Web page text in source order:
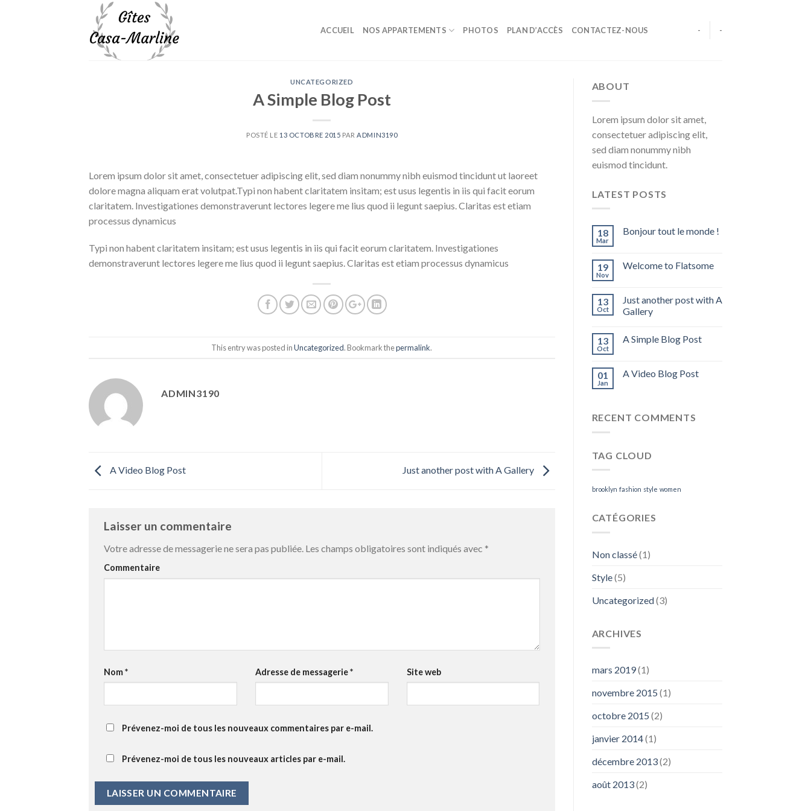
ACCUEIL NOS APPARTEMENTS PHOTOS PLAN D’ACCÈS CONTACTEZ-NOUS - -
UNCATEGORIZED
A Simple Blog Post
POSTÉ LE 13 OCTOBRE 2015 PAR ADMIN3190
Lorem ipsum dolor sit amet, consectetuer adipiscing elit, sed diam nonummy nibh euismod tincidunt ut laoreet
dolore magna aliquam erat volutpat.Typi non habent claritatem insitam; est usus legentis in iis qui facit eorum
claritatem. Investigationes demonstraverunt lectores legere me lius quod ii legunt saepius. Claritas est etiam
processus dynamicus
Typi non habent claritatem insitam; est usus legentis in iis qui facit eorum claritatem. Investigationes
demonstraverunt lectores legere me lius quod ii legunt saepius. Claritas est etiam processus dynamicus
This entry was posted inUncategorized. Bookmark thepermalink.
ADMIN3190
A Video Blog Post Just another post with A Gallery
Laisser un commentaire
Votre adresse de messagerie ne sera pas publiée. Les champs obligatoires sont indiqués avec *
Commentaire
Nom* Adresse de messagerie* Site web
Prévenez-moi de tous les nouveaux commentaires par e-mail.
Prévenez-moi de tous les nouveaux articles par e-mail.
ABOUT
Lorem ipsum dolor sit amet,
consectetuer adipiscing elit,
sed diam nonummy nibh
euismod tincidunt.
LATEST POSTS
18
Mar
Bonjour tout le monde !
19
Nov
Welcome to Flatsome
13
Oct
Just another post with A
Gallery
13
Oct
A Simple Blog Post
01
Jan
A Video Blog Post
RECENT COMMENTS
TAG CLOUD
brooklyn fashion style women
CATÉGORIES
Non classé(1)
Style(5)
Uncategorized(3)
ARCHIVES
mars 2019(1)
novembre 2015 (1)
octobre 2015 (2)
janvier 2014(1)
décembre 2013(2)
août 2013(2)